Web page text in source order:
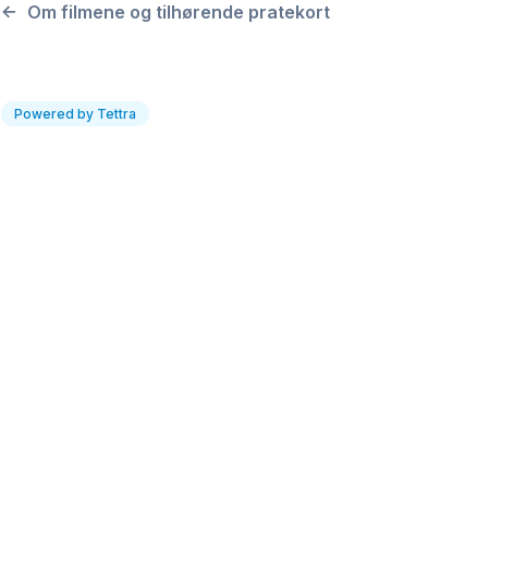
Om filmene og tilhørende pratekort
Powered by Tettra